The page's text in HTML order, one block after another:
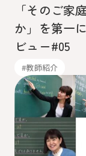
「そのご家
か」を第一
ビュー#05
#教師紹介